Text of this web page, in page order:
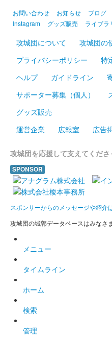
お問い合わせ お知らせ ブログ
Instagram
グッズ販売 ライブラ
攻城団について 攻城団の
プライバシーポリシー
特
ヘルプ
ガイドライン
サポーター募集（個人）
グッズ販売
運営企業
広報室 広告
攻城団を応援して支えてくださ
SPONSOR
スポンサーからのメッセージや紹介
攻城団の城郭データベースはみなさ
メニュー
タイムライン
ホーム
検索
管理